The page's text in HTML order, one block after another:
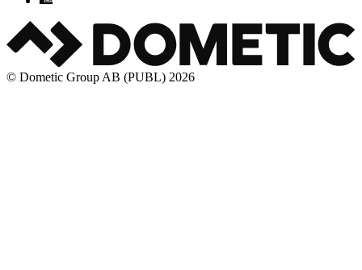
© Dometic Group AB (PUBL) 2026